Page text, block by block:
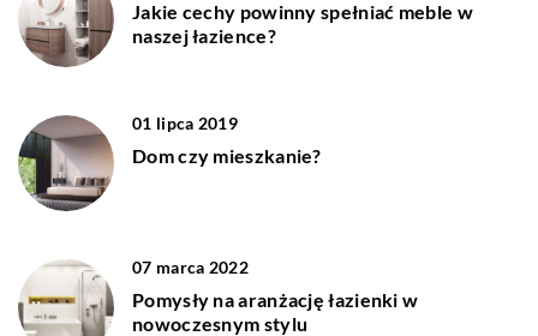
Jakie cechy powinny spełniać meble w
naszej łazience?
01 lipca 2019
Dom czy mieszkanie?
07 marca 2022
Pomysły na aranżację łazienki w
nowoczesnym stylu